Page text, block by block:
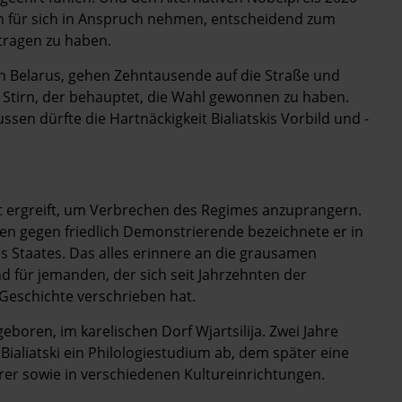
sich in Anspruch nehmen, entscheidend zum
zu haben.
gehen Zehntausende auf die Straße und
der behauptet, die Wahl gewonnen zu haben.
dürfte die Hartnäckigkeit Bialiatskis Vorbild und
um Verbrechen des Regimes anzuprangern.
gegen friedlich Demonstrierende bezeichnete er in
Das alles erinnere an die grausamen
für jemanden, der sich seit Jahrzehnten der
verschrieben hat.
im karelischen Dorf Wjartsilija. Zwei Jahre
ein Philologiestudium ab, dem später eine
sowie in verschiedenen Kultureinrichtungen.